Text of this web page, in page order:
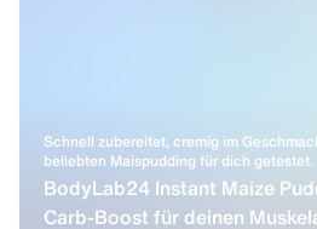
Schnell zubereitet, cremig im
beliebten Maispudding für dich getestet.
BodyLab24 Instant Maize
Carb-Boost für deinen